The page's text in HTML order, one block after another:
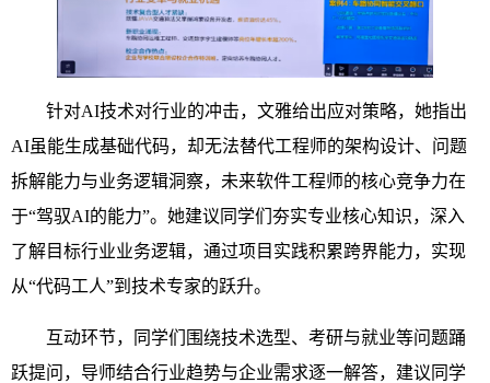
针对AI技术对行业的冲击，文雅给出应对策略，她指出
AI虽能生成基础代码，却无法替代工程师的架构设计、问题
拆解能力与业务逻辑洞察，未来软件工程师的核心竞争力在
于“驾驭AI的能力”。她建议同学们夯实专业核心知识，深入
了解目标行业业务逻辑，通过项目实践积累跨界能力，实现
从“代码工人”到技术专家的跃升。
互动环节，同学们围绕技术选型、考研与就业等问题踊
跃提问，导师结合行业趋势与企业需求逐一解答，建议同学